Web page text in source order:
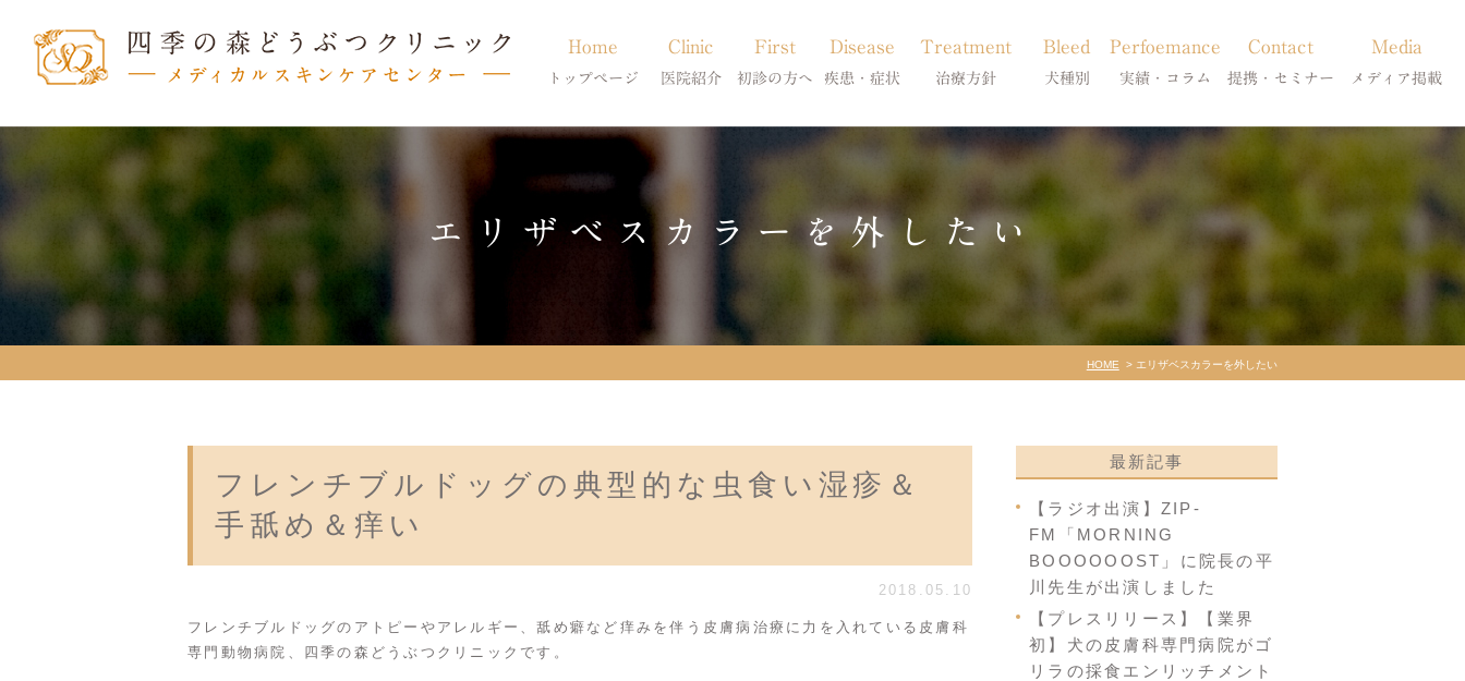
Home
トップページ
Clinic
医院紹介
当院のご紹介
獣医師紹介
First
初診の方へ
初診の方へ
Disease
疾患・症状
アトピー・アレルギー
膿皮症・脂漏症
脱毛症・アロペシアX
アポキルが効かない皮膚病
Treatment
治療方針
体質改善・食事療法
Bleed
犬種別
柴犬の皮膚病
シーズーの皮膚病
フレンチブルドッグの皮膚病
トイプードルの皮膚病
Perfoemance
実績・コラム
症状別
コラム「皮膚科のいろは」
Contact
提携・セミナー
診療提携・セミナー開催
Media
メディア掲載
エリザベスカラーを外したい
HOME エリザベスカラーを外したい
フレンチブルドッグの典型的な虫食い湿疹＆
手舐め＆痒い
2018.05.10
フレンチブルドッグのアトピーやアレルギー、舐め癖など痒みを伴う皮膚病治療に力を入れている皮膚科
専門動物病院、四季の森どうぶつクリニックです。
最新記事
【ラジオ出演】ZIP-
FM「MORNING
BOOOOOOST」に院長の平
川先生が出演しました
【プレスリリース】【業界
初】犬の皮膚科専門病院がゴ
リラの採食エンリッチメント